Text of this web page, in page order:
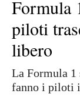
Formula
piloti
libero
La Formula 1
fanno i piloti